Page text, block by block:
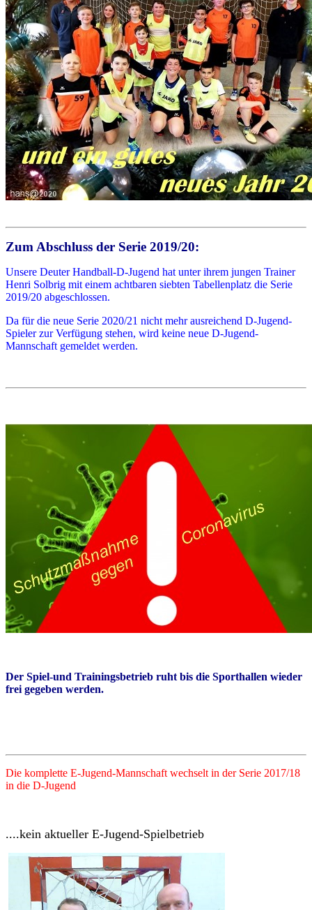
Zum Abschluss der Serie 2019/20:
Unsere Deuter Handball-D-Jugend hat unter ihrem jungen Trainer
Henri Solbrig mit einem achtbaren siebten Tabellenplatz die Serie
2019/20 abgeschlossen.
Da für die neue Serie 2020/21 nicht mehr ausreichend D-Jugend-
Spieler zur Verfügung stehen, wird keine neue D-Jugend-
Mannschaft gemeldet werden.
Der Spiel-und Trainingsbetrieb ruht bis die Sporthallen wieder
frei gegeben werden.
Die komplette E-Jugend-Mannschaft wechselt in der Serie 2017/18
in die D-Jugend
....kein aktueller E-Jugend-Spielbetrieb